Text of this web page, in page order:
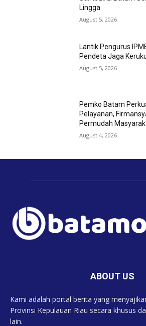
Lingga
August 5, 2026
Lantik Pengurus
Pendeta Jaga
August 5, 2026
Pemko Batam
Pelayanan,
Permudah
August 4, 2026
ABOUT US
Kami adalah portal berita yang
Provinsi Kepulauan Riau secara khusus
lain.